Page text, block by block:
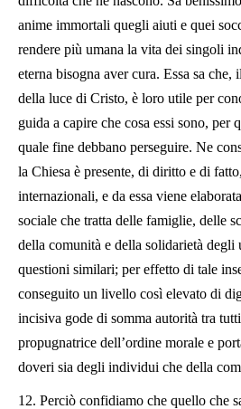
anime immortali quegli aiuti e quei
rendere più umana la vita dei singoli
eterna bisogna aver cura. Essa sa
della luce di Cristo, è loro utile per
guida a capire che cosa essi sono, per
quale fine debbano perseguire. Ne
la Chiesa è presente, di diritto e di
internazionali, e da essa viene
sociale che tratta delle famiglie, delle
della comunità e della solidarietà
questioni similari; per effetto di tale
conseguito un livello così elevato di
incisiva gode di somma autorità tra
propugnatrice dell’ordine morale e
doveri sia degli individui che della
12. Perciò confidiamo che quello che